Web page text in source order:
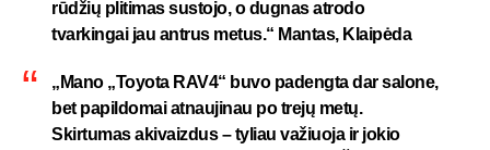
rūdžių plitimas sustojo, o dugnas atrodo
tvarkingai jau antrus metus.“ Mantas, Klaipėda
„Mano „Toyota RAV4“ buvo padengta dar salone,
bet papildomai atnaujinau po trejų metų.
Skirtumas akivaizdus – tyliau važiuoja ir jokio